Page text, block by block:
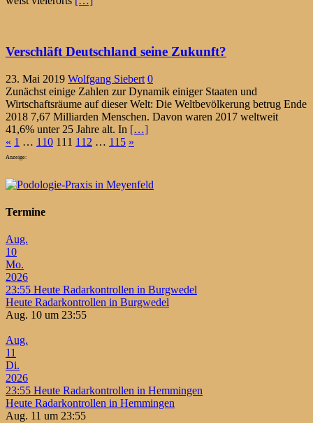
Verschläft Deutschland seine Zukunft?
23. Mai 2019 Wolfgang Siebert 0
Zunächst einige Zahlen zur Dynamik einiger Staaten und
Wirtschaftsräume auf dieser Welt: Die Weltbevölkerung betrug Ende
2018 7,67 Milliarden Menschen. Davon waren 2017 weltweit
41,6% unter 25 Jahre alt. In […]
Seitennummerierung
der
Beiträge
« 1 … 110 111 112 … 115 »
Anzeige:
Termine
Aug.
10
Mo.
2026
23:55 Heute Radarkontrollen in Burgwedel
Heute Radarkontrollen in Burgwedel
Aug. 10 um 23:55
Aug.
11
Di.
2026
23:55 Heute Radarkontrollen in Hemmingen
Heute Radarkontrollen in Hemmingen
Aug. 11 um 23:55